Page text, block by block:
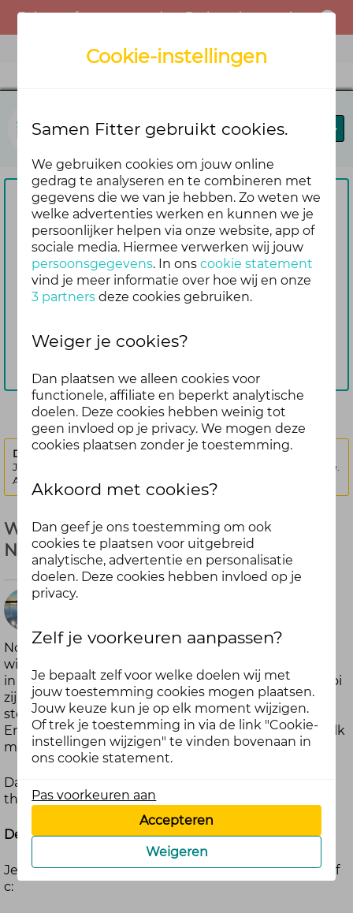
Samen Fitter
Om te reageren vragen we je
eerst om in te loggen
Nog geen account? Maak er dan
gemakkelijk en snel één aan. Dan blijf je
ook automatisch op de hoogte van de
Inloggen
Deze discussie is vergrendeld.
Je kunt geen nieuwe antwoorden meer posten bij deze discussie.
Als je een vraag hebt, kun je een nieuwe discussie starten
Warme momenten en oog voor jezelf -
November
geleden
November voelt vaak een beetje… tja, grauw. Koude
wind, regen die tegen de ramen tikt en bladeren die
in het rond vliegen. Maar draai het eens om: hoe mooi
zijn al die kleuren buiten? Hoe fijn kan een stevige
storm zijn, waarna je hoofd ineens weer rustig voelt?
En hoe lekker smaakt een warme kop chocolademelk
met de eerste kerstsferen al in de lucht?
Daar sluiten we deze maand bij aan met een nieuw
thema:warme momenten en oog voor jezelf.
De opdracht
Je mag zelf kiezen welke opdracht je doet. Kies a, b of
c:
Cookie-instellingen
Samen Fitter gebruikt cookies.
We gebruiken cookies om jouw online
gedrag te analyseren en te combineren met
gegevens die we van je hebben. Zo weten we
welke advertenties werken en kunnen we je
persoonlijker helpen via onze website, app of
sociale media. Hiermee verwerken wij jouw
persoonsgegevens. In onscookie statement
vind je meer informatie over hoe wij en onze
3 partners deze cookies gebruiken.
Weiger je cookies?
Dan plaatsen we alleen cookies voor
functionele, affiliate en beperkt analytische
doelen. Deze cookies hebben weinig tot
geen invloed op je privacy. We mogen deze
cookies plaatsen zonder je toestemming.
Akkoord met cookies?
Dan geef je ons toestemming om ook
cookies te plaatsen voor uitgebreid
analytische, advertentie en personalisatie
doelen. Deze cookies hebben invloed op je
privacy.
Zelf je voorkeuren aanpassen?
Je bepaalt zelf voor welke doelen wij met
jouw toestemming cookies mogen plaatsen.
Jouw keuze kun je op elk moment wijzigen.
Of trek je toestemming in via de link "Cookie-
instellingen wijzigen" te vinden bovenaan in
ons cookie statement.
Pas voorkeuren aan
Accepteren
Weigeren
Er is een fout opgetreden. Probeer het opnieuw of neem contact op met de beheerder.